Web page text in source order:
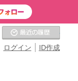
ID作成
ログイン
お気に入りの温泉